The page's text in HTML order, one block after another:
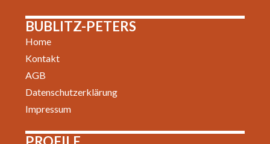
BUBLITZ-PETERS
Home
Kontakt
AGB
Datenschutzerklärung
Impressum